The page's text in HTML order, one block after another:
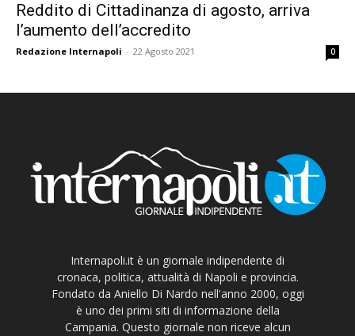
Reddito di Cittadinanza di agosto, arriva
l’aumento dell’accredito
Redazione Internapoli - 22 Agosto 2021 0
Internapoli.it è un giornale indipendente di
cronaca, politica, attualità di Napoli e provincia.
Fondato da Aniello Di Nardo nell'anno 2000, oggi
è uno dei primi siti di informazione della
Campania. Questo giornale non riceve alcun